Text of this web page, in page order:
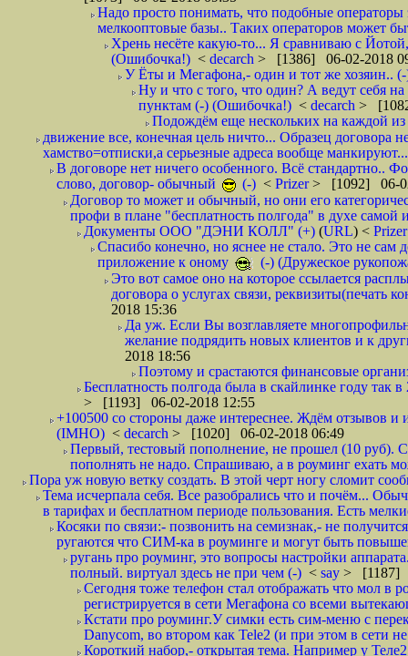
Надо просто понимать, что подобные
мелкооптовые базы.. Таких операторов может
Хрень несёте какую-то... Я сравниваю с
(Ошибочка!) < decarch > [1386] 06-02-2018
У Ёты и Мегафона,- один и тот же хозяин..
Ну и что с того, что один? А ведут себя
пунктам (-) (Ошибочка!) < decarch >
Подождём еще нескольких на каждой из
движение все, конечная цель ничто... Образец договора
хамство=отписки,а серьезные адреса вообще
В договоре нет ничего особенного. Всё стандартно..
слово, договор- обычный
(-) < Prizer> [1092] 06-
Договор то может и обычный, но они его
профи в плане "бесплатность полгода" в духе
Документы ООО "ДЭНИ КОЛЛ" (+) (URL) <
Спасибо конечно, но яснее не стало. Это не сам
приложение к оному
(-) (Дружеское
Это вот самое оно на которое ссылается
договора о услугах связи, реквизиты(печать
2018 15:36
Да уж. Если Вы возглавляете
желание подрядить новых клиентов и к
2018 18:56
Поэтому и срастаются финансовые
Бесплатность полгода была в скайлинке году
> [1193] 06-02-2018 12:55
+100500 со стороны даже интереснее. Ждём отзывов и
(IMHO) < decarch > [1020] 06-02-2018 06:49
Первый, тестовый пополнение, не прошел (10 руб).
пополнять не надо. Спрашиваю, а в роуминг ехать
Пора уж новую ветку создать. В этой черт ногу сломит
Тема исчерпала себя. Все разобрались что и почём...
в тарифах и бесплатном периоде пользования. Есть
Косяки по связи:- позвонить на семизнак,- не
ругаются что СИМ-ка в роуминге и могут быть
ругань про роуминг, это вопросы настройки
полный. виртуал здесь не при чем (-) < say > [1187]
Сегодня тоже телефон стал отображать что мол в
регистрируется в сети Мегафона со всеми
Кстати про роуминг.У симки есть сим-меню с
Danycom, во втором как Tele2 (и при этом в сети
Короткий набор,- открытая тема. Например у